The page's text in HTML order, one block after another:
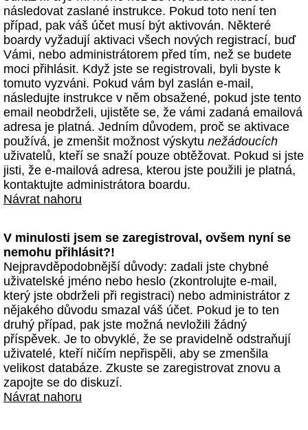
následovat zaslané instrukce. Pokud toto není ten
případ, pak váš účet musí být aktivován. Některé
boardy vyžadují aktivaci všech nových registrací, buď
Vámi, nebo administrátorem před tím, než se budete
moci přihlásit. Když jste se registrovali, byli byste k
tomuto vyzváni. Pokud vám byl zaslán e-mail,
následujte instrukce v něm obsažené, pokud jste tento
email neobdrželi, ujistěte se, že vámi zadaná emailová
adresa je platná. Jedním důvodem, proč se aktivace
používá, je zmenšit možnost výskytu nežádoucích
uživatelů, kteří se snaží pouze obtěžovat. Pokud si jste
jisti, že e-mailová adresa, kterou jste použili je platná,
kontaktujte administrátora boardu.
Návrat nahoru
V minulosti jsem se zaregistroval, ovšem nyní se
nemohu přihlásit?!
Nejpravděpodobnější důvody: zadali jste chybné
uživatelské jméno nebo heslo (zkontrolujte e-mail,
který jste obdrželi při registraci) nebo administrátor z
nějakého důvodu smazal váš účet. Pokud je to ten
druhý případ, pak jste možná nevložili žádný
příspěvek. Je to obvyklé, že se pravidelně odstraňují
uživatelé, kteří ničím nepřispěli, aby se zmenšila
velikost databáze. Zkuste se zaregistrovat znovu a
zapojte se do diskuzí.
Návrat nahoru